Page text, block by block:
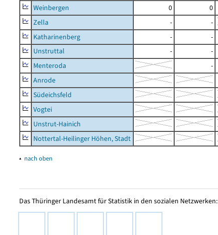
Weinbergen
0 0
Zella
-
-
Katharinenberg
- -
Unstruttal
- -
Menteroda
-
Anrode
Südeichsfeld
Vogtei
Unstrut-Hainich
Nottertal-Heilinger Höhen, Stadt
▴ nach oben
Das Thüringer Landesamt für Statistik in den sozialen Netzwerken: